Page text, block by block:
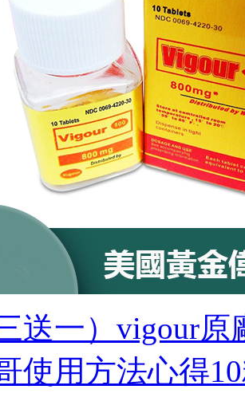
送一）vigour
使用方法心得